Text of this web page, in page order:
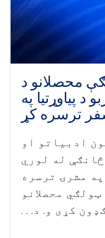
لاندې
سمینار
محصلانو د
پیاوړتیا په
ادبیاتو او
له لوري
مشرۍ ترسره
محصلانو
ګډون کړی و. د. . .